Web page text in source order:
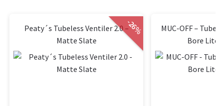
Peaty´s Tubeless Ventiler 2.0 –
Matte Slate
-
26
%
MUC-OFF –
Bore Lite